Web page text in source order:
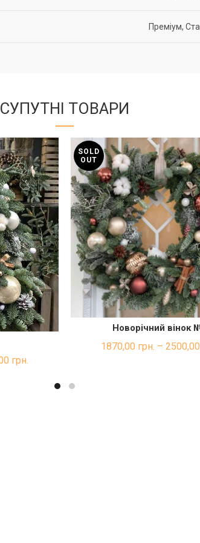
Преміум,
СУПУТНІ ТОВАРИ
грн.
SOLD
OUT
ШВИДКА
Новорічний вінок
1870,00 грн. –2500,00